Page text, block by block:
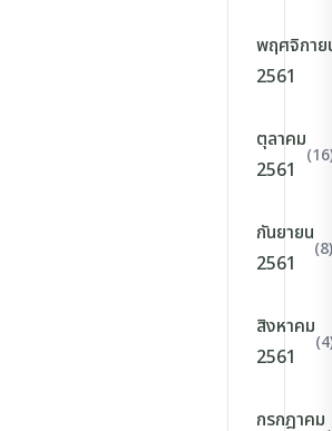
พฤศจิกาย
2561
ตุลาคม
2561
กันยายน
2561
(8)
สิงหาคม
2561
กรกฎาคม